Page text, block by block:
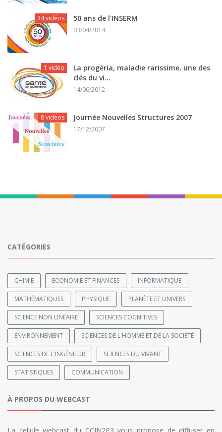
34 vidéos 50 ans de l'INSERM
03/04/2014
1 vidéo
La progéria, maladie rarissime, une des
clés du vi...
14/06/2012
8 vidéos Journée Nouvelles Structures 2007
17/12/2007
CATÉGORIES
CHIMIE ECONOMIE ET FINANCES INFORMATIQUE
MATHÉMATIQUES PHYSIQUE PLANÈTE ET UNIVERS
SCIENCE NON LINÉAIRE SCIENCES COGNITIVES
ENVIRONNEMENT SCIENCES DE L'HOMME ET DE LA SOCIÉTÉ
SCIENCES DE L'INGÉNIEUR SCIENCES DU VIVANT
STATISTIQUES COMMUNICATION
À PROPOS DU WEBCAST